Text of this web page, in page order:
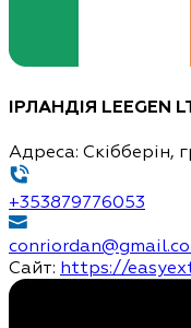
ІРЛАНДІЯ LEEGEN
Адреса: Скібберін,
+353879776053
Сайт: https://